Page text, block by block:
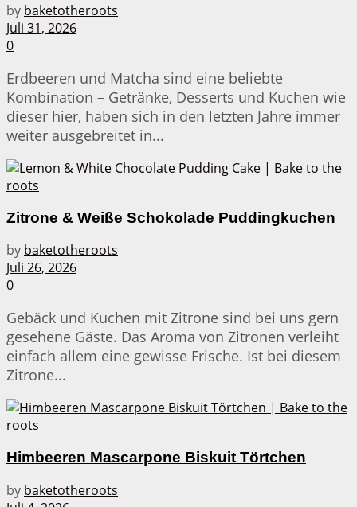
by baketotheroots
Juli 31, 2026
0
Erdbeeren und Matcha sind eine beliebte
Kombination – Getränke, Desserts und Kuchen wie
dieser hier, haben sich in den letzten Jahre immer
weiter ausgebreitet in...
Zitrone & Weiße Schokolade Puddingkuchen
by baketotheroots
Juli 26, 2026
0
Gebäck und Kuchen mit Zitrone sind bei uns gern
gesehene Gäste. Das Aroma von Zitronen verleiht
einfach allem eine gewisse Frische. Ist bei diesem
Zitrone...
Himbeeren Mascarpone Biskuit Törtchen
by baketotheroots